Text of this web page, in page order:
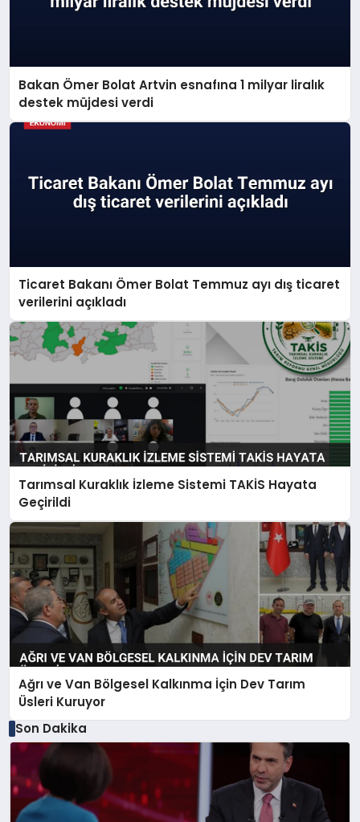
Bakan Ömer Bolat Artvin esnafına 1 milyar liralık
destek müjdesi verdi
Ticaret Bakanı Ömer Bolat Temmuz ayı dış ticaret
verilerini açıkladı
Tarımsal Kuraklık İzleme Sistemi TAKİS Hayata
Geçirildi
Ağrı ve Van Bölgesel Kalkınma İçin Dev Tarım
Üsleri Kuruyor
Son Dakika